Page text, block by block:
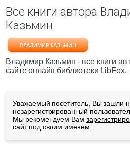
Все книги автора
Казьмин
ВЛАДИМИР КАЗЬМИН
Владимир Казьмин - все книги
сайте онлайн библиотеки LibFox.
Уважаемый посетитель, Вы зашли
незарегистрированный
Мы рекомендуем Вам
сайт под своим именем.